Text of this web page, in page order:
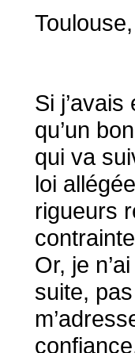
Si
qu’un
qui va
loi
rigueurs
Or, je
suite,